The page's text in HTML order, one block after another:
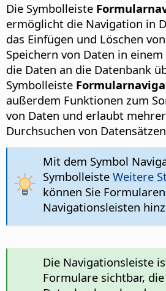
Die Symbolleiste
ermöglicht die Navigation in
das Einfügen und Löschen
Speichern von Daten in
die Daten an die Datenbank
Symbolleiste
außerdem Funktionen zum
von Daten und erlaubt
Durchsuchen von
Mit dem Symbol
Symbolleiste Weitere
können Sie Formularen
Navigationsleisten
Die Navigationsleiste
Formulare sichtbar,